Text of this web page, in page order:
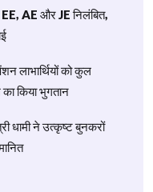
AE और JE निलंबित,
लाभार्थियों को कुल
किया भुगतान
धामी ने उत्कृष्ट बुनकरों